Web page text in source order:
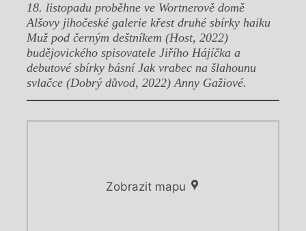
18. listopadu proběhne ve Wortnerově domě
Alšovy jihočeské galerie křest druhé sbírky haiku
Muž pod černým deštníkem (Host, 2022)
budějovického spisovatele Jiřího Hájíčka a
debutové sbírky básní Jak vrabec na šlahounu
svlačce (Dobrý důvod, 2022) Anny Gažiové.
Zobrazit mapu